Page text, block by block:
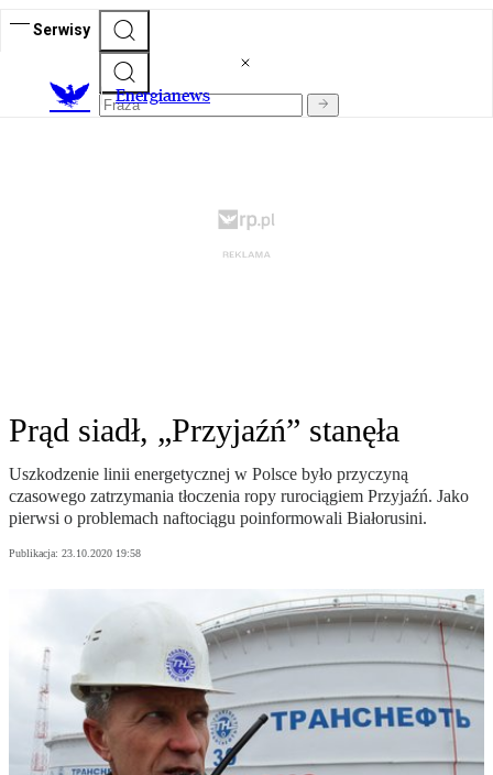
Serwisy
Energianews
Prąd siadł, „Przyjaźń” stanęła
Uszkodzenie linii energetycznej w Polsce było przyczyną
czasowego zatrzymania tłoczenia ropy rurociągiem Przyjaźń. Jako
pierwsi o problemach naftociągu poinformowali Białorusini.
Publikacja: 23.10.2020 19:58